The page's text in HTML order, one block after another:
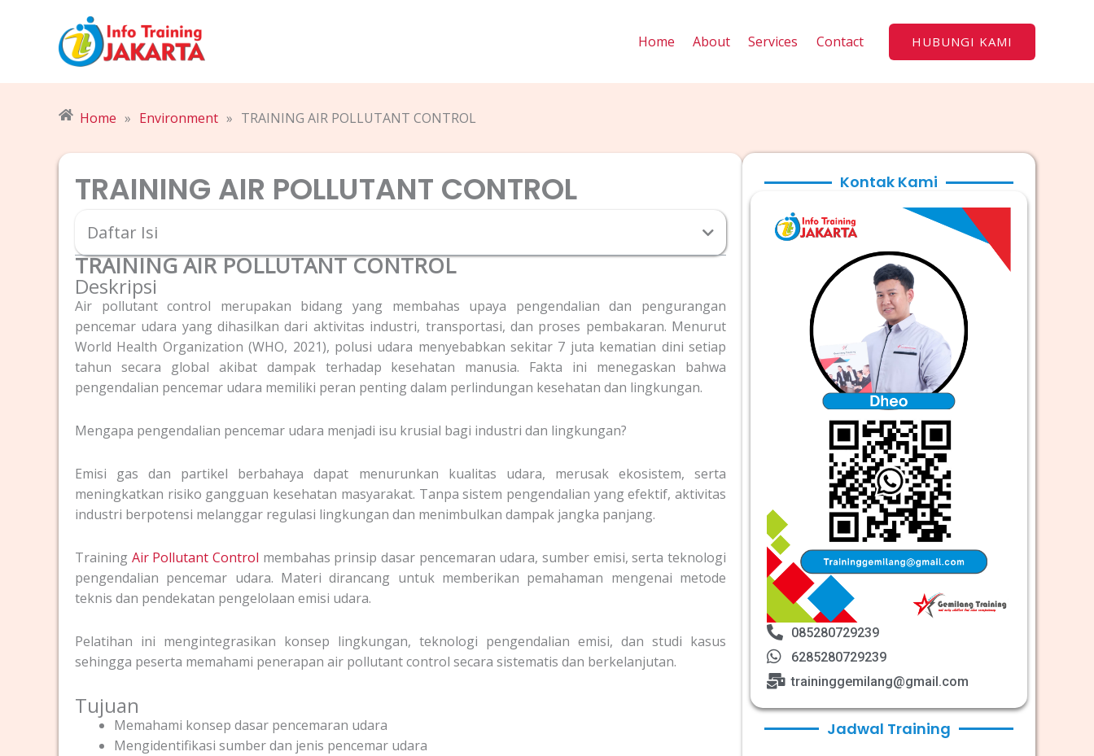
Home About Services Contact HUBUNGI KAMI
Home » Environment » TRAINING AIR POLLUTANT CONTROL
TRAINING AIR POLLUTANT CONTROL
Daftar Isi
TRAINING AIR POLLUTANT CONTROL
Deskripsi
Air pollutant control merupakan bidang yang membahas upaya pengendalian dan pengurangan
pencemar udara yang dihasilkan dari aktivitas industri, transportasi, dan proses pembakaran. Menurut
World Health Organization (WHO, 2021), polusi udara menyebabkan sekitar 7 juta kematian dini setiap
tahun secara global akibat dampak terhadap kesehatan manusia. Fakta ini menegaskan bahwa
pengendalian pencemar udara memiliki peran penting dalam perlindungan kesehatan dan lingkungan.
Mengapa pengendalian pencemar udara menjadi isu krusial bagi industri dan lingkungan?
Emisi gas dan partikel berbahaya dapat menurunkan kualitas udara, merusak ekosistem, serta
meningkatkan risiko gangguan kesehatan masyarakat. Tanpa sistem pengendalian yang efektif, aktivitas
industri berpotensi melanggar regulasi lingkungan dan menimbulkan dampak jangka panjang.
Training Air Pollutant Control membahas prinsip dasar pencemaran udara, sumber emisi, serta teknologi
pengendalian pencemar udara. Materi dirancang untuk memberikan pemahaman mengenai metode
teknis dan pendekatan pengelolaan emisi udara.
Pelatihan ini mengintegrasikan konsep lingkungan, teknologi pengendalian emisi, dan studi kasus
sehingga peserta memahami penerapan air pollutant control secara sistematis dan berkelanjutan.
Tujuan
Memahami konsep dasar pencemaran udara
Mengidentifikasi sumber dan jenis pencemar udara
Kontak Kami
085280729239
6285280729239
traininggemilang@gmail.com
Jadwal Training